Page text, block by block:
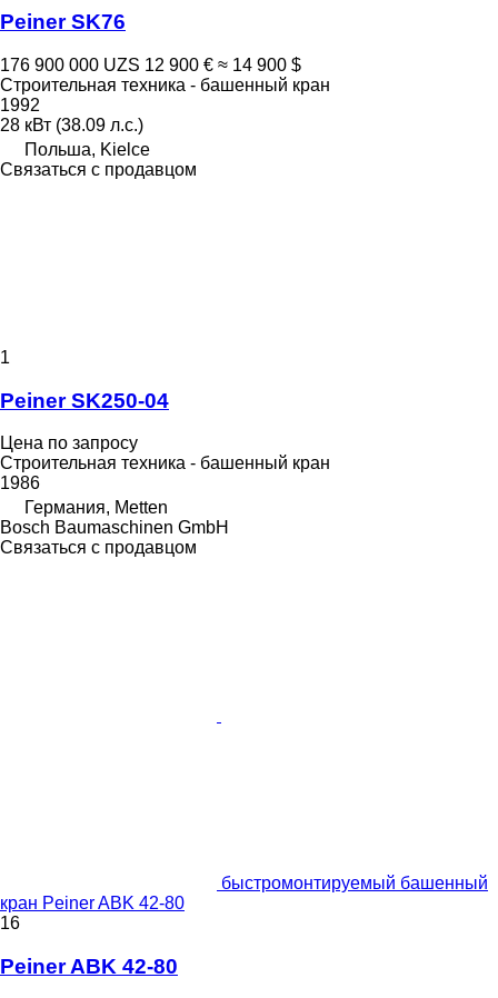
Peiner SK76
176 900 000 UZS 12 900 € ≈ 14 900 $
Строительная техника - башенный кран
1992
28 кВт (38.09 л.с.)
Польша, Kielce
Связаться с продавцом
1
Peiner SK250-04
Цена по запросу
Строительная техника - башенный кран
1986
Германия, Metten
Bosch Baumaschinen GmbH
Связаться с продавцом
быстромонтируемый башенный
кран Peiner ABK 42-80
16
Peiner ABK 42-80